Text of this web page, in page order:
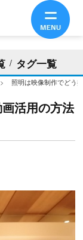
タグ一覧
> 照明は映像制作でどう
活用の方法